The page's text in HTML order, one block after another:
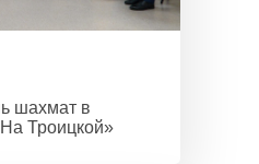
шахмат в
Троицкой»